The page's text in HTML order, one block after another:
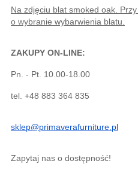
Na zdjęciu blat smoked oak.
o wybranie wybarwienia blatu.
ZAKUPY ON-LINE:
Pn. - Pt. 10.00-18.00
tel. +48 883 364 835
sklep@primaverafurniture.pl
Zapytaj nas o dostępność!